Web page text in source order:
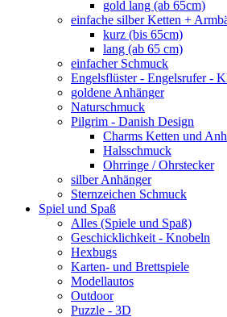
gold lang (ab 65cm)
einfache silber Ketten +
kurz (bis 65cm)
lang (ab 65 cm)
einfacher Schmuck
Engelsflüster - Engelsrufer -
goldene Anhänger
Naturschmuck
Pilgrim - Danish Design
Charms Ketten und
Halsschmuck
Ohrringe / Ohrstecker
silber Anhänger
Sternzeichen Schmuck
Spiel und Spaß
Alles (Spiele und Spaß)
Geschicklichkeit - Knobeln
Hexbugs
Karten- und Brettspiele
Modellautos
Outdoor
Puzzle - 3D